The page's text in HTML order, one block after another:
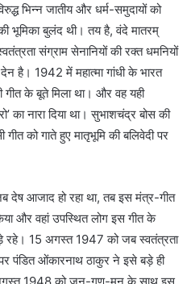
भिन्न जातीय और धर्म-समुदायों को
भूमिका बुलंद थी। तय है, वंदे मातरम्
संग्राम सेनानियों की रक्त धमनियों
देन है। 1942 में महात्मा गांधी के भारत
गीत के बूते मिला था। और वह यही
का नारा दिया था। सुभाशचंद्र बोस की
को गाते हुए मातृभूमि की बलिवेदी पर
देष आजाद हो रहा था, तब इस मंत्र-गीत
और वहां उपस्थित लोग इस गीत के
रहे। 15 अगस्त 1947 को जब स्वतंत्रता
पर पंडित ओंकारनाथ ठाकुर ने इसे बड़े ही